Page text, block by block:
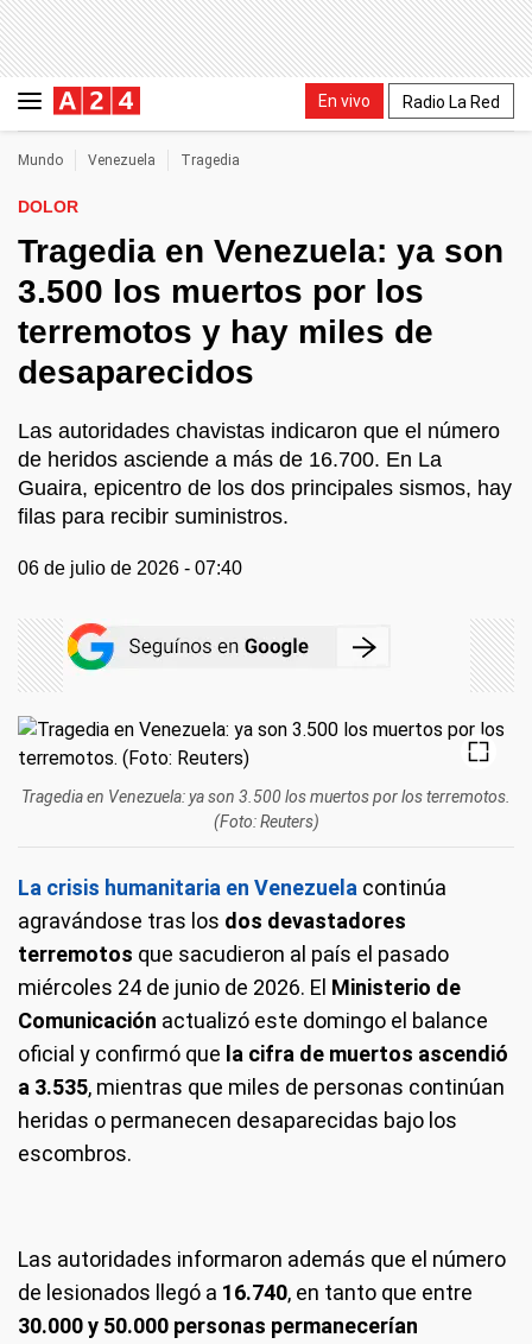
En vivo Radio La Red
Mundo Venezuela Tragedia
DOLOR
Tragedia en Venezuela: ya son
3.500 los muertos por los
terremotos y hay miles de
desaparecidos
Las autoridades chavistas indicaron que el número
de heridos asciende a más de 16.700. En La
Guaira, epicentro de los dos principales sismos, hay
filas para recibir suministros.
06 de julio de 2026 - 07:40
Tragedia en Venezuela: ya son 3.500 los muertos por los terremotos.
(Foto: Reuters)
La crisis humanitaria en Venezuela continúa
agravándose tras los dos devastadores
terremotos que sacudieron al país el pasado
miércoles 24 de junio de 2026. El Ministerio de
Comunicación actualizó este domingo el balance
oficial y confirmó que la cifra de muertos ascendió
a 3.535, mientras que miles de personas continúan
heridas o permanecen desaparecidas bajo los
escombros.
Las autoridades informaron además que el número
de lesionados llegó a 16.740, en tanto que entre
30.000 y 50.000 personas permanecerían